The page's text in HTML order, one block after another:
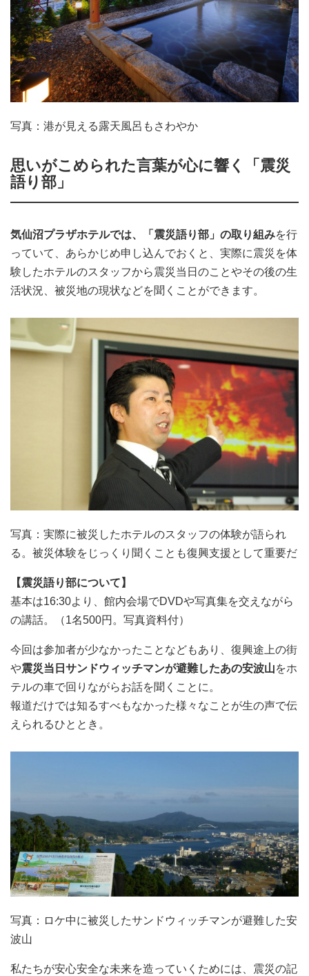
写真：港が見える露天風呂もさわやか
思いがこめられた言葉が心に響く「震災
語り部」
気仙沼プラザホテルでは、「震災語り部」の取り組みを行
っていて、あらかじめ申し込んでおくと、実際に震災を体
験したホテルのスタッフから震災当日のことやその後の生
活状況、被災地の現状などを聞くことができます。
写真：実際に被災したホテルのスタッフの体験が語られ
る。被災体験をじっくり聞くことも復興支援として重要だ
【震災語り部について】
基本は16:30より、館内会場でDVDや写真集を交えながら
の講話。（1名500円。写真資料付）
今回は参加者が少なかったことなどもあり、復興途上の街
や震災当日サンドウィッチマンが避難したあの安波山をホ
テルの車で回りながらお話を聞くことに。
報道だけでは知るすべもなかった様々なことが生の声で伝
えられるひととき。
写真：ロケ中に被災したサンドウィッチマンが避難した安
波山
私たちが安心安全な未来を造っていくためには、震災の記